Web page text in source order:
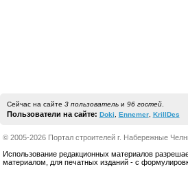
Сейчас на сайте 3 пользовательи 96 гостей.
Пользователи на сайте: Doki Ennemer, KrillDes
© 2005-2026 Портал строителей г. Набережные
Использование редакционных материалов
материалом, для печатных изданий - с